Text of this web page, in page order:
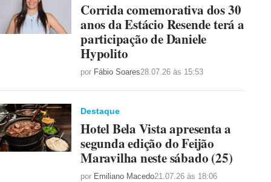
Corrida comemorativa dos 30
anos da Estácio Resende terá a
participação de Daniele
Hypolito
por Fábio Soares28.07.26 às 15:53
Destaque
Hotel Bela Vista apresenta a
segunda edição do Feijão
Maravilha neste sábado (25)
por Emiliano Macedo21.07.26 às 18:06